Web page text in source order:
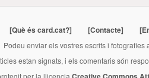
[Què és card.cat?] [Contacte]
Podeu enviar els vostres escrits i fotografies
estan signats, i els comentaris són